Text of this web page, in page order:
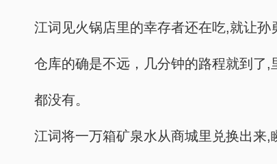
江词见火锅店里的幸存者还在吃,就让孙
仓库的确是不远，几分钟的路程就到了
都没有。
江词将一万箱矿泉水从商城里兑换出来,